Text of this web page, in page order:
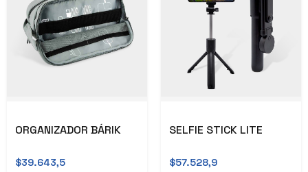
ORGANIZADOR BÁRIK
$39.643,5
SELFIE STICK LITE
$57.528,9